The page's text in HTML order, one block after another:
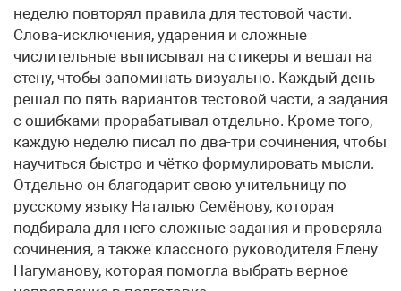
неделю повторял правила для тестовой части.
Слова-исключения, ударения и сложные
числительные выписывал на стикеры и вешал на
стену, чтобы запоминать визуально. Каждый день
решал по пять вариантов тестовой части, а задания
с ошибками прорабатывал отдельно. Кроме того,
каждую неделю писал по два-три сочинения, чтобы
научиться быстро и чётко формулировать мысли.
Отдельно он благодарит свою учительницу по
русскому языку Наталью Семёнову, которая
подбирала для него сложные задания и проверяла
сочинения, а также классного руководителя Елену
Нагуманову, которая помогла выбрать верное